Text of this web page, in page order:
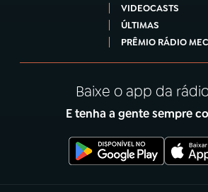
VIDEOCASTS
ÚLTIMAS
PRÊMIO RÁDIO MEC
Baixe o app da
E tenha a gente sempre